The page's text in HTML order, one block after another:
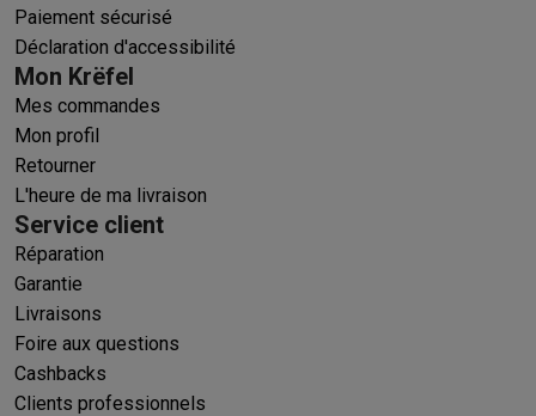
Paiement sécurisé
Déclaration d'accessibilité
Mon Krëfel
Mes commandes
Mon profil
Retourner
L'heure de ma livraison
Service client
Réparation
Garantie
Livraisons
Foire aux questions
Cashbacks
Clients professionnels